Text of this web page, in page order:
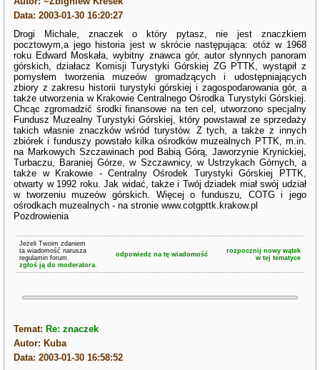
Data: 2003-01-30 16:20:27
Drogi Michale, znaczek o który pytasz, nie jest znaczkiem
pocztowym,a jego historia jest w skrócie następująca: otóż w 1968
roku Edward Moskała, wybitny znawca gór, autor słynnych panoram
górskich, działacz Komisji Turystyki Górskiej ZG PTTK, wystąpił z
pomysłem tworzenia muzeów gromadzących i udostępniających
zbiory z zakresu historii turystyki górskiej i zagospodarowania gór, a
także utworzenia w Krakowie Centralnego Ośrodka Turystyki Górskiej.
Chcąc zgromadzić środki finansowe na ten cel, utworzono specjalny
Fundusz Muzealny Turystyki Górskiej, który powstawał ze sprzedaży
takich własnie znaczków wśród turystów. Z tych, a także z innych
zbiórek i funduszy powstało kilka ośrodków muzealnych PTTK, m.in.
na Markowych Szczawinach pod Babią Górą, Jaworzynie Krynickiej,
Turbaczu, Baraniej Górze, w Szczawnicy, w Ustrzykach Górnych, a
także w Krakowie - Centralny Ośrodek Turystyki Górskiej PTTK,
otwarty w 1992 roku. Jak widać, także i Twój dziadek miał swój udział
w tworzeniu muzeów górskich. Więcej o funduszu, COTG i jego
ośrodkach muzealnych - na stronie www.cotgpttk.krakow.pl
Pozdrowienia
Jeżeli Twoim zdaniem
ta wiadomość narusza
regulamin forum
zgłoś ją do moderatora.
odpowiedz na tę wiadomość
rozpocznij nowy wątek
w tej tematyce
Temat: Re: znaczek
Autor: Kuba
Data: 2003-01-30 16:58:52